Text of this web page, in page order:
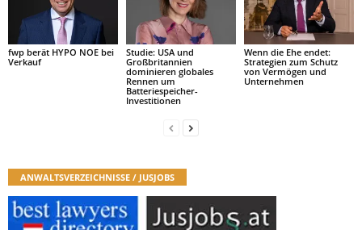
fwp berät HYPO NOE bei
Verkauf
Studie: USA und
Großbritannien
dominieren globales
Rennen um
Batteriespeicher-
Investitionen
Wenn die Ehe endet:
Strategien zum Schutz
von Vermögen und
Unternehmen
ANWALTSVERZEICHNISSE / JUSJOBS